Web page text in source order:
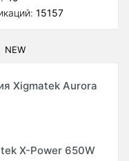
15157
NEW
Xigmatek Aurora
X-Power 650W